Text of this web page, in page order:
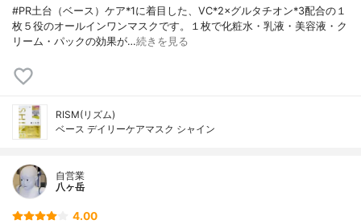
#PR土台（ベース）ケア*1に着目した、VC*2×グルタチオン*3配合の１
枚５役のオールインワンマスクです。１枚で化粧水・乳液・美容液・ク
リーム・パックの効果が…続きを見る
RISM(リズム)
ベース デイリーケアマスク シャイン
自営業
八ヶ岳
4.00